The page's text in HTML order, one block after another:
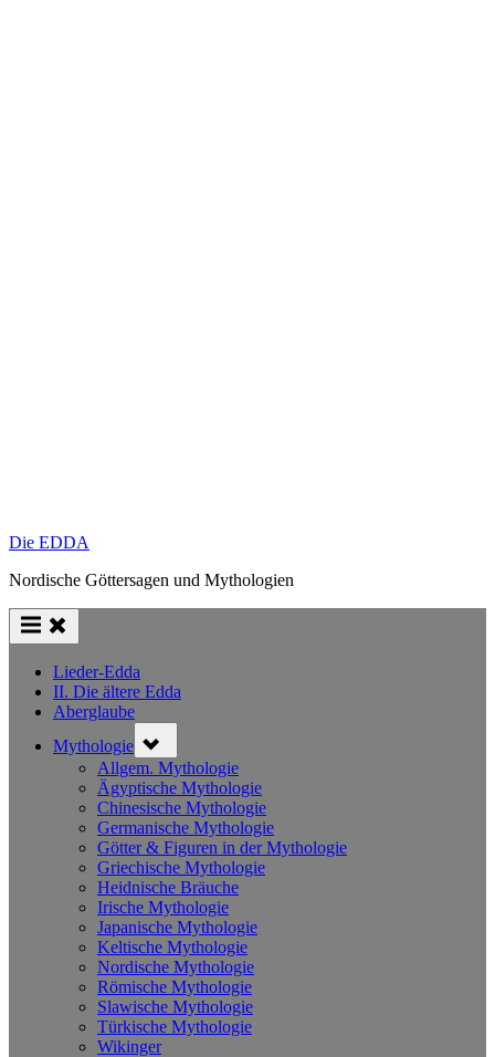
Die EDDA
Nordische Göttersagen und Mythologien
Lieder-Edda
II. Die ältere Edda
Aberglaube
Mythologie sub-
menu
Allgem. Mythologie
Ägyptische Mythologie
Chinesische Mythologie
Germanische Mythologie
Götter & Figuren in der Mythologie
Griechische Mythologie
Heidnische Bräuche
Irische Mythologie
Japanische Mythologie
Keltische Mythologie
Nordische Mythologie
Römische Mythologie
Slawische Mythologie
Türkische Mythologie
Wikinger